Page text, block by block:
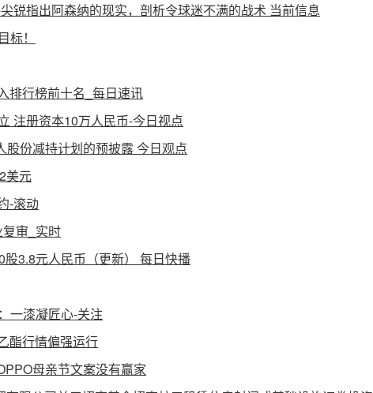
锐指出阿森纳的现实，剖析令球迷不满的战术 当前信息
！
排行榜前十名_每日速讯
注册资本10万人民币-今日视点
份减持计划的预披露 今日观点
美元
-滚动
审_实时
3.8元人民币（更新） 每日快播
一漆凝匠心-关注
酯行情偏强运行
母亲节文案没有赢家